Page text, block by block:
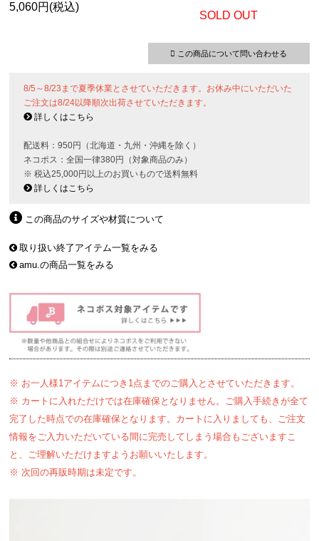
5,060円(税込)
SOLD OUT
この商品について問い合わせる
8/5～8/23まで夏季休業とさせていただきます。お休み中にいただいた
ご注文は8/24以降順次出荷させていただきます。
詳しくはこちら
配送料：950円（北海道・九州・沖縄を除く）
ネコポス：全国一律380円（対象商品のみ）
※ 税込25,000円以上のお買いもので送料無料
詳しくはこちら
この商品のサイズや材質について
取り扱い終了アイテム一覧をみる
amu.の商品一覧をみる
※ お一人様1アイテムにつき1点までのご購入とさせていただきます。
※ カートに入れただけでは在庫確保となりません。ご購入手続きが全て
完了した時点での在庫確保となります。カートに入りましても、ご注文
情報をご入力いただいている間に完売してしまう場合もございますこ
と、ご理解いただけますようお願いいたします。
※ 次回の再販時期は未定です。